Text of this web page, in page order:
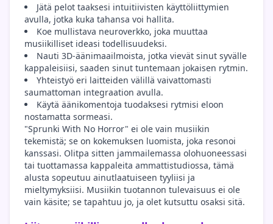
Jätä pelot taaksesi intuitiivisten käyttöliittymien
avulla, jotka kuka tahansa voi hallita.
Koe mullistava neuroverkko, joka muuttaa
musiikilliset ideasi todellisuudeksi.
Nauti 3D-äänimaailmoista, jotka vievät sinut syvälle
kappaleisiisi, saaden sinut tuntemaan jokaisen rytmin.
Yhteistyö eri laitteiden välillä vaivattomasti
saumattoman integraation avulla.
Käytä äänikomentoja tuodaksesi rytmisi eloon
nostamatta sormeasi.
"Sprunki With No Horror" ei ole vain musiikin
tekemistä; se on kokemuksen luomista, joka resonoi
kanssasi. Olitpa sitten jammailemassa olohuoneessasi
tai tuottamassa kappaleita ammattistudiossa, tämä
alusta sopeutuu ainutlaatuiseen tyyliisi ja
mieltymyksiisi. Musiikin tuotannon tulevaisuus ei ole
vain käsite; se tapahtuu jo, ja olet kutsuttu osaksi sitä.